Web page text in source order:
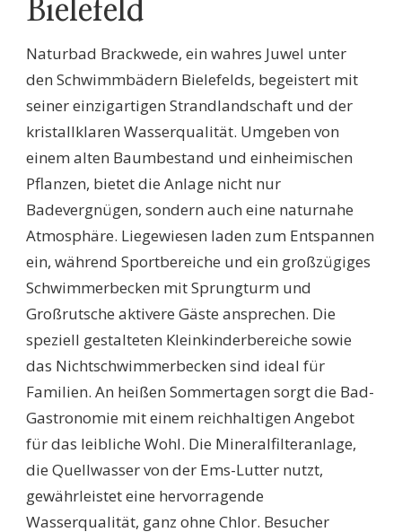
Bielefeld
Naturbad Brackwede, ein wahres Juwel unter
den Schwimmbädern Bielefelds, begeistert mit
seiner einzigartigen Strandlandschaft und der
kristallklaren Wasserqualität. Umgeben von
einem alten Baumbestand und einheimischen
Pflanzen, bietet die Anlage nicht nur
Badevergnügen, sondern auch eine naturnahe
Atmosphäre. Liegewiesen laden zum Entspannen
ein, während Sportbereiche und ein großzügiges
Schwimmerbecken mit Sprungturm und
Großrutsche aktivere Gäste ansprechen. Die
speziell gestalteten Kleinkinderbereiche sowie
das Nichtschwimmerbecken sind ideal für
Familien. An heißen Sommertagen sorgt die Bad-
Gastronomie mit einem reichhaltigen Angebot
für das leibliche Wohl. Die Mineralfilteranlage,
die Quellwasser von der Ems-Lutter nutzt,
gewährleistet eine hervorragende
Wasserqualität, ganz ohne Chlor. Besucher